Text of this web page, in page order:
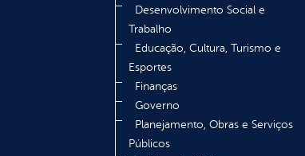
Desenvolvimento Social e
Trabalho
Educação, Cultura, Turismo e
Esportes
Finanças
Governo
Planejamento, Obras e Serviços
Públicos